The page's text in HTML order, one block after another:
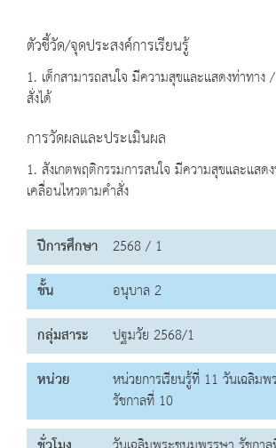
ตัวชี้วัด/จุดประสงค์การเรียนรู้
1. เด็กสามารถสนใจ มีความสุขและแสดงท่าทาง
สั่งได้
การวัดผลและประเมินผล
1. สังเกตพฤติกรรมการสนใจ มีความสุขและแสด
เคลื่อนไหวตามคำสั่ง
ปีการศึกษา 2568 / 1
ชั้น
อนุบาล 2
กลุ่มสาระ
ปฐมวัย 2568/1
หน่วย
หน่วยการเรียนรู้ที่ 11 วันเฉลิม
รัชกาลที่ 10